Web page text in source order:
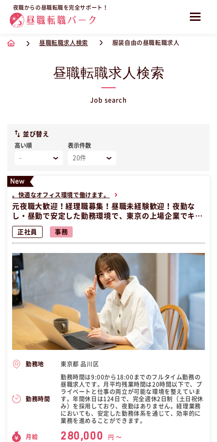
夜職からの昼職転職を完全サポート！
昼職転職求人検索 服装自由の昼職転職求人
昼職転職求人検索
Job search
並び替え
高い順 表示件数
。快適なオフィス環境で働けます。
元夜職大歓迎！経理職募集！昼職未経験歓迎！夜勤な
し・昼勤で安定した勤務環境で、東京の上場企業でキャ
リアを築こう！
正社員 事務
勤務地 東京都 品川区
勤務時間
勤務時間は9:00から18:00までのフルタイム勤務の
昼職求人です。月平均残業時間は20時間以下で、プ
ライベートと仕事の両立が可能な環境を整えていま
す。年間休日は124日で、完全週休2日制（土日祝休
み）を採用しており、夜勤はありません。経理業務
においても、安定した勤務体系を通じて、効率的に
業務を進めることができます。
月給 280,000 円 〜